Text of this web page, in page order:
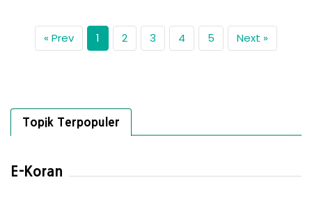
« Prev 1 2 3 4 5 Next »
Topik Terpopuler
E-Koran